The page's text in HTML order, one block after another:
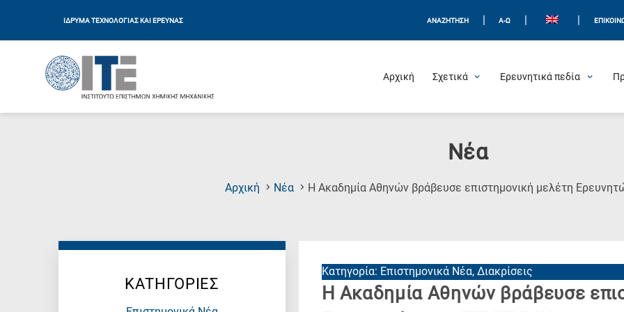
ΙΔΡΥΜΑ ΤΕΧΝΟΛΟΓΙΑΣ ΚΑΙ ΕΡΕΥΝΑΣ ΑΝΑΖΗΤΗΣΗ Α-Ω
Αρχική Σχετικά Ερευνητικά πεδία
Νέα
Αρχική Νέα Η Ακαδημία Αθηνών βράβευσε επιστημονική μελέτη
ΚΑΤΗΓΟΡΙΕΣ
Κατηγορία: Επιστημονικά Νέα, Διακρίσεις
Η Ακαδημία Αθηνών βράβευσε